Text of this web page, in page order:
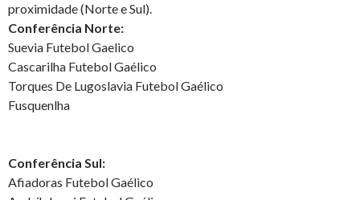
proximidade (Norte e Sul).
Conferência Norte:
Suevia Futebol Gaelico
Cascarilha Futebol Gaélico
Torques De Lugoslavia Futebol Gaélico
Fusquenlha
Conferência Sul:
Afiadoras Futebol Gaélico